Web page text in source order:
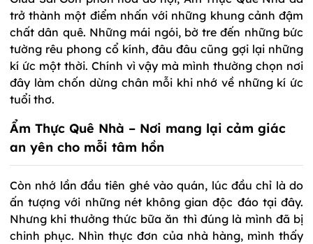
trở thành một điểm nhấn với những khung cảnh đậm
chất dân quê. Những mái ngói, bờ tre đến những bức
tường rêu phong cổ kính, đâu đâu cũng gợi lại những
kí ức một thời. Chính vì vậy mà mình thường chọn nơi
đây làm chốn dừng chân mỗi khi nhớ về những kí ức
tuổi thơ.
Ẩm Thực Quê Nhà – Nơi mang lại cảm giác
an yên cho mỗi tâm hồn
Còn nhớ lần đầu tiên ghé vào quán, lúc đầu chỉ là do
ấn tượng với những nét không gian độc đáo tại đây.
Nhưng khi thưởng thức bữa ăn thì đúng là mình đã bị
chinh phục. Nhìn thực đơn của nhà hàng, mình thấy